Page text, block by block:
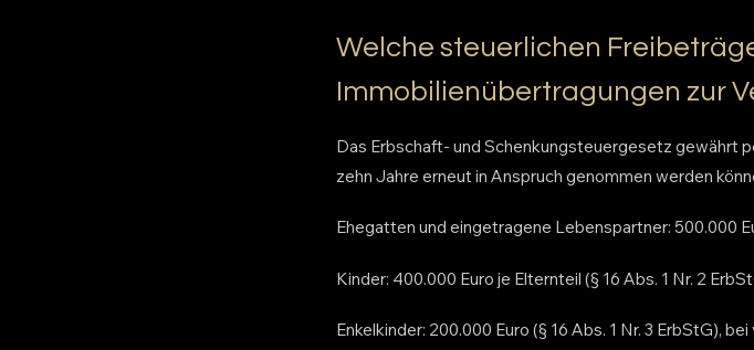
Welche steuerlichen
Immobilienübertragungen zur
Das Erbschaft- und Schenkungsteuergesetz gewährt
zehn Jahre erneut in Anspruch genommen werden
Ehegatten und eingetragene Lebenspartner: 500.000
Kinder: 400.000 Euro je Elternteil (§ 16 Abs. 1 Nr. 2
Enkelkinder: 200.000 Euro (§ 16 Abs. 1 Nr. 3 ErbStG),